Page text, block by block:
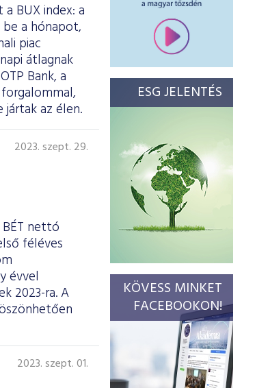
BUX index: a
a hónapot,
piac
átlagnak
Bank, a
jártak az élen.
2023. szept. 29.
nettó
féléves
évvel
2023-ra. A
2023. szept. 01.
ESG JELENTÉS
KÖVESS MINKET
FACEBOOKON!